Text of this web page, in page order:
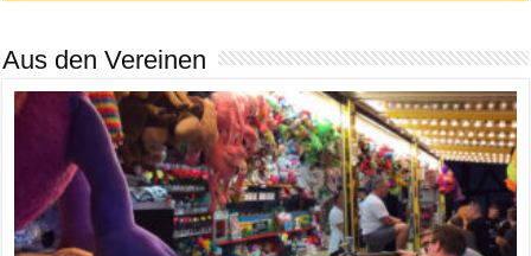
Aus den Vereinen